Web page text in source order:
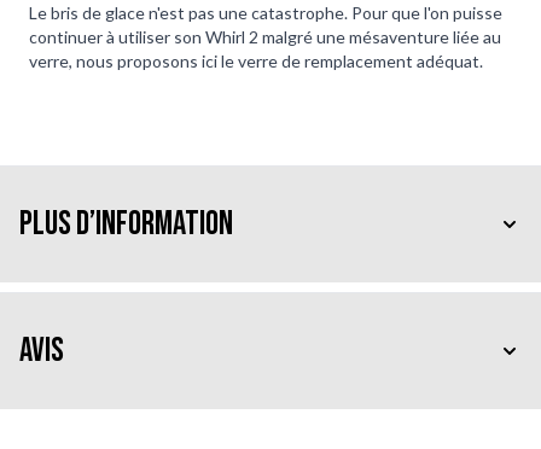
Le bris de glace n'est pas une catastrophe. Pour que l'on puisse
continuer à utiliser son Whirl 2 malgré une mésaventure liée au
verre, nous proposons ici le verre de remplacement adéquat.
Plus d’information
Avis